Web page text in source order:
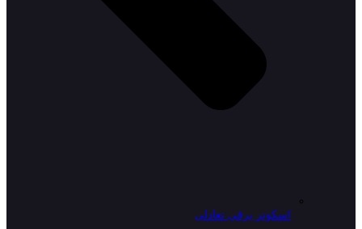
اسکوتر برقی تعادلی